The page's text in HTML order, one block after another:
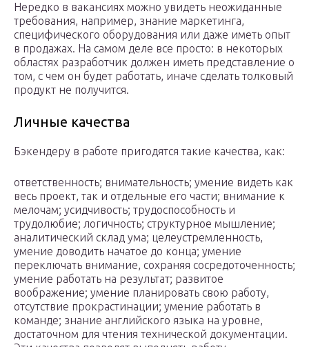
Нередко в вакансиях можно увидеть неожиданные
требования, например, знание маркетинга,
специфического оборудования или даже иметь опыт
в продажах. На самом деле все просто: в некоторых
областях разработчик должен иметь представление о
том, с чем он будет работать, иначе сделать толковый
продукт не получится.
Личные качества
Бэкендеру в работе пригодятся такие качества, как:
ответственность; внимательность; умение видеть как
весь проект, так и отдельные его части; внимание к
мелочам; усидчивость; трудоспособность и
трудолюбие; логичность; структурное мышление;
аналитический склад ума; целеустремленность,
умение доводить начатое до конца; умение
переключать внимание, сохраняя сосредоточенность;
умение работать на результат; развитое
воображение; умение планировать свою работу,
отсутствие прокрастинации; умение работать в
команде; знание английского языка на уровне,
достаточном для чтения технической документации.